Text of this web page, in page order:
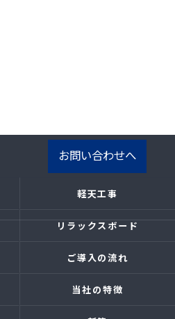
お問い合わせへ
軽天工事
リラックスボード
ご導入の流れ
当社の特徴